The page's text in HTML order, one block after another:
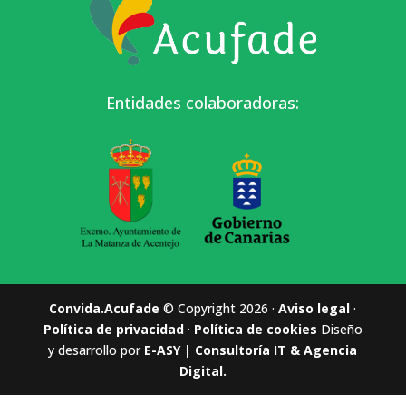
Entidades colaboradoras:
Convida.Acufade © Copyright 2026 ·Aviso legal ·
Política de privacidad· Política de cookies Diseño
y desarrollo por E-ASY | Consultoría IT & Agencia
Digital.